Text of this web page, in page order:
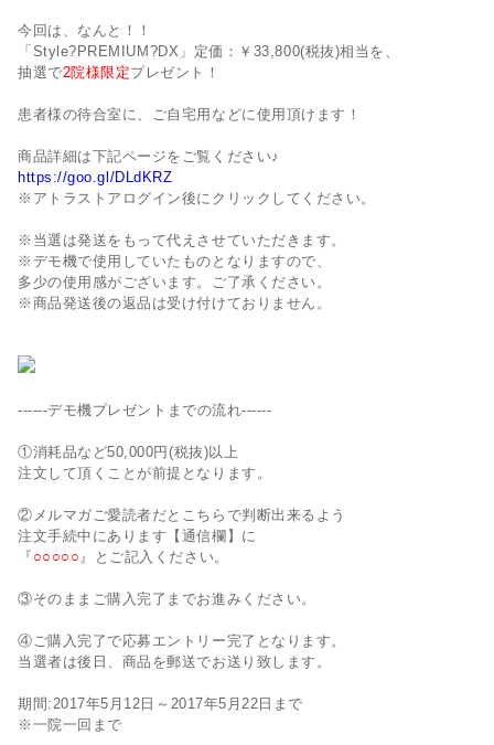
今回は、なんと！！
「Style?PREMIUM?DX」定価：￥33,800(税抜)相当を、
抽選で2院様限定プレゼント！
患者様の待合室に、ご自宅用などに使用頂けます！
商品詳細は下記ページをご覧ください♪
https://goo.gl/DLdKRZ
※アトラストアログイン後にクリックしてください。
※当選は発送をもって代えさせていただきます。
※デモ機で使用していたものとなりますので、
多少の使用感がございます。ご了承ください。
※商品発送後の返品は受け付けておりません。
------デモ機プレゼントまでの流れ------
①消耗品など50,000円(税抜)以上
注文して頂くことが前提となります。
②メルマガご愛読者だとこちらで判断出来るよう
注文手続中にあります【通信欄】に
『 ○○○○○ 』とご記入ください。
③そのままご購入完了までお進みください。
④ご購入完了で応募エントリー完了となります。
当選者は後日、商品を郵送でお送り致します。
期間:2017年5月12日～2017年5月22日まで
※一院一回まで